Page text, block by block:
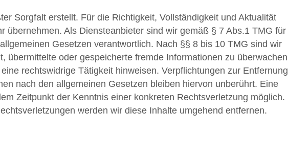
Sorgfalt erstellt. Für die Richtigkeit, Vollständigkeit und Aktualität
übernehmen. Als Diensteanbieter sind wir gemäß § 7 Abs.1 TMG für
Gesetzen verantwortlich. Nach §§ 8 bis 10 TMG sind wir
übermittelte oder gespeicherte fremde Informationen zu überwachen
rechtswidrige Tätigkeit hinweisen. Verpflichtungen zur Entfernung
nach den allgemeinen Gesetzen bleiben hiervon unberührt. Eine
Zeitpunkt der Kenntnis einer konkreten Rechtsverletzung möglich.
werden wir diese Inhalte umgehend entfernen.